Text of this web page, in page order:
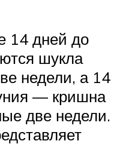
14 дней до
шукла
недели, а 14
— кришна
две недели.